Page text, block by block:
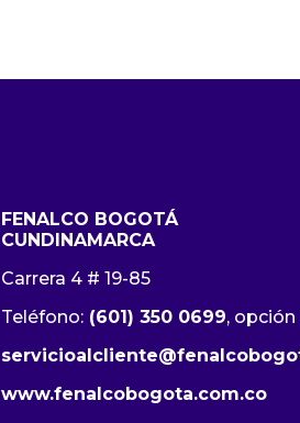
FENALCO BOGOTÁ
CUNDINAMARCA
Carrera 4 # 19-85
Teléfono: (601) 350 0699, opción
www.fenalcobogota.com.co